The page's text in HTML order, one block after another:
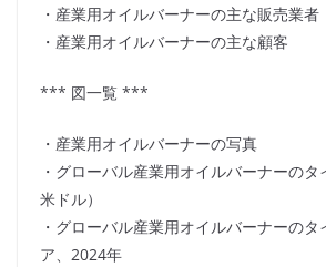
・産業用オイルバーナーの主な販売業者
・産業用オイルバーナーの主な顧客
*** 図一覧 ***
・産業用オイルバーナーの写真
・グローバル産業用オイルバーナーの
米ドル）
・グローバル産業用オイルバーナーのタ
ア、2024年